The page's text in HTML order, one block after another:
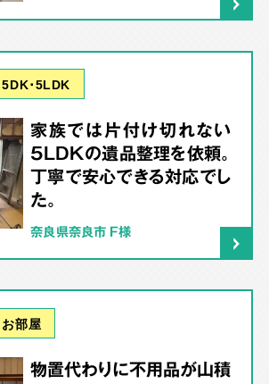
5DK･5LDK
家族では片付け切れない
5LDKの遺品整理を依頼。
丁寧で安心できる対応でし
た。
奈良県奈良市 F様
お部屋
物置代わりに不用品が山積